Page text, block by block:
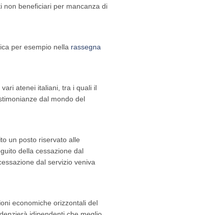
non beneficiari per mancanza di
per esempio nella rassegna
atenei italiani, tra i quali il
dal mondo del
un posto riservato alle
della cessazione dal
dal servizio veniva
economiche orizzontali del